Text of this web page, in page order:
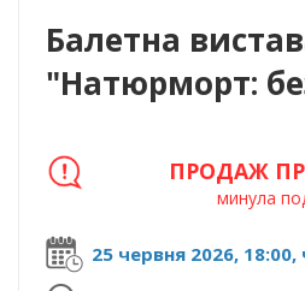
Балетна
"Натюрморт:
25 червня 2026, 18:00,
ПРОДАЖ
минула